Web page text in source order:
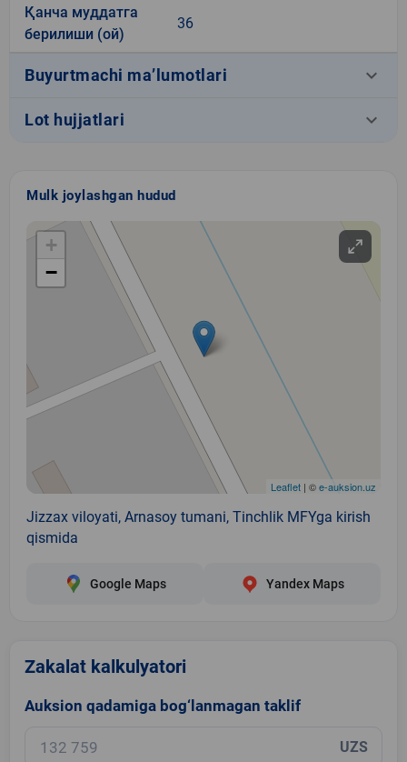
Қанча муддатга
берилиши (ой)
36
Buyurtmachi ma’lumotlari keyboard_arrow_down
Lot hujjatlari keyboard_arrow_down
Mulk joylashgan hudud
+
−
Leaflet | ©e-auksion.uz
Jizzax viloyati, Arnasoy tumani, Tinchlik MFYga kirish
qismida
Google Maps Yandex Maps
Zakalat kalkulyatori
Auksion qadamiga bog‘lanmagan taklif
UZS